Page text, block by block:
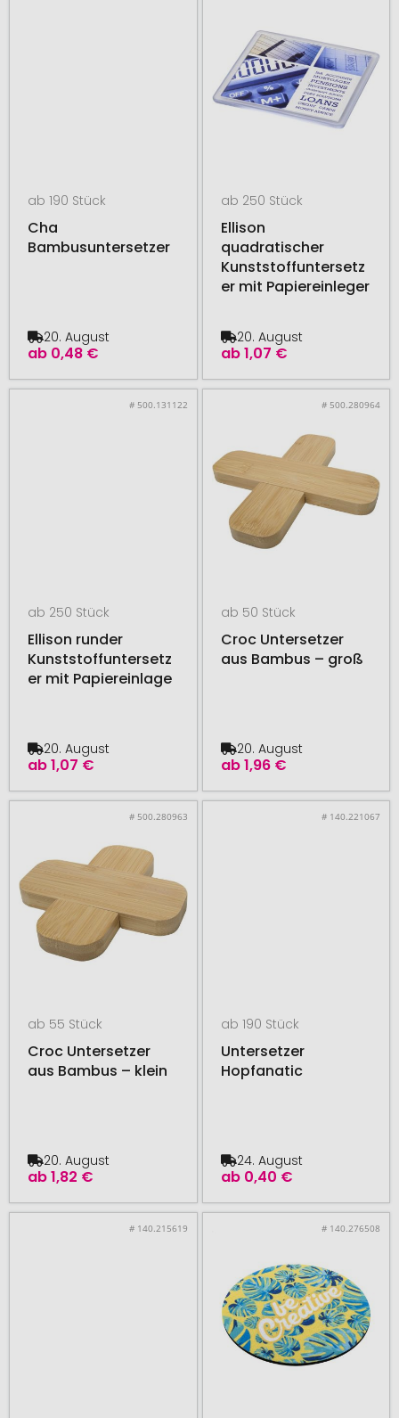
ab 190 Stück
Cha
Bambusuntersetzer
ab 0,48 €
20. August
ab 250 Stück
Ellison
quadratischer
Kunststoffuntersetz
er mit Papiereinleger
ab1,07 €
20. August
# 500.131122
ab 250 Stück
Ellison runder
Kunststoffuntersetz
er mit Papiereinlage
ab1,07 €
20. August
# 500.280964
ab 50 Stück
Croc Untersetzer
aus Bambus – groß
ab1,96 €
20. August
# 500.280963
ab 55 Stück
Croc Untersetzer
aus Bambus – klein
ab1,82 €
20. August
# 140.221067
ab 190 Stück
Untersetzer
Hopfanatic
ab 0,40 €
24. August
# 140.215619 # 140.276508